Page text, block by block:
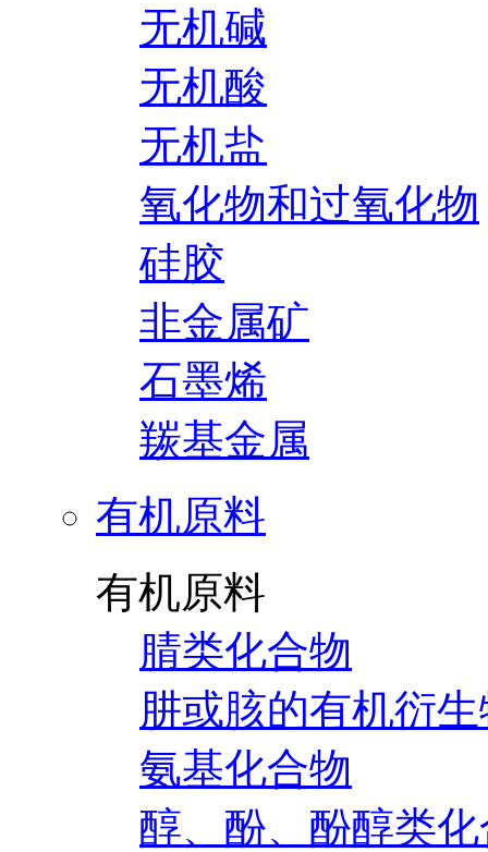
无机碱
无机酸
无机盐
氧化物和过氧化物
硅胶
非金属矿
石墨烯
羰基金属
有机原料
有机原料
腈类化合物
肼或胲的有机衍
氨基化合物
醇、酚、酚醇类